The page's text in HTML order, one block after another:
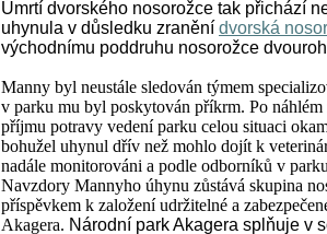
Úmrtí dvorského nosorožce tak přichází
uhynula v důsledku zranění dvorská
východnímu poddruhu nosorožce
Manny byl neustále sledován týmem
v parku mu byl poskytován příkrm. Po
příjmu potravy vedení parku celou situaci
bohužel uhynul dřív než mohlo dojít k
nadále monitorováni a podle odborníků v
Navzdory Mannyho úhynu zůstává skupina
příspěvkem k založení udržitelné a
Akagera. Národní park Akagera splňuje v